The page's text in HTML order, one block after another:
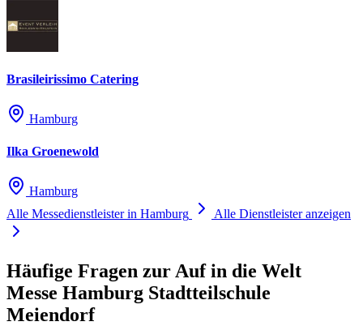
Brasileirissimo Catering
Hamburg
Ilka Groenewold
Hamburg
Alle Messedienstleister in Hamburg
Alle Dienstleister anzeigen
Häufige Fragen zur Auf in die Welt
Messe Hamburg Stadtteilschule
Meiendorf